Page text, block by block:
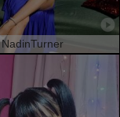
NadinTurner